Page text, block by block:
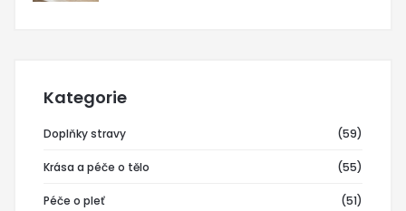
Kategorie
Doplňky stravy (59)
Krása a péče o tělo (55)
Péče o pleť (51)